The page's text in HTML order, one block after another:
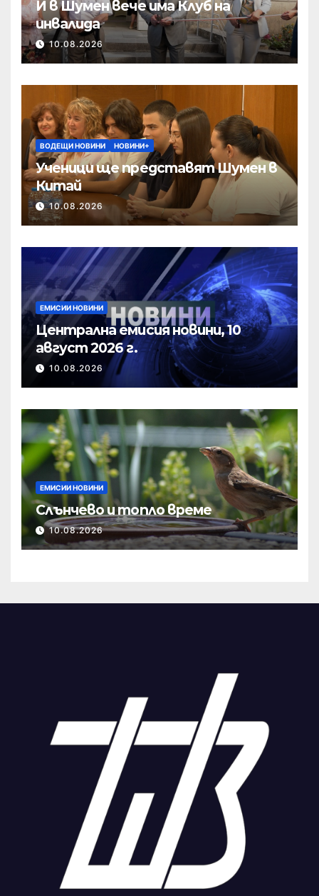
И в Шумен вече има Клуб на
инвалида
10.08.2026
ВОДЕЩИ НОВИНИ НОВИНИ+
Ученици ще представят Шумен в
Китай
10.08.2026
ЕМИСИИ НОВИНИ
Централна емисия новини, 10
август 2026 г.
10.08.2026
ЕМИСИИ НОВИНИ
Слънчево и топло време
10.08.2026